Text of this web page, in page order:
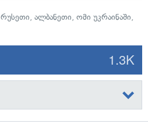
რუსეთი, ალბანეთი, ომი უკრაინაში,
1.3K